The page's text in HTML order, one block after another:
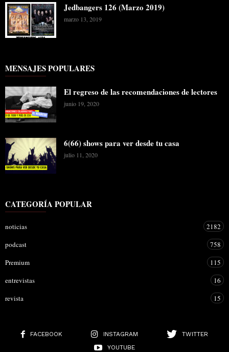
Jedbangers 126 (Marzo 2019)
marzo 13, 2019
MENSAJES POPULARES
El regreso de las recomendaciones de lectores
junio 19, 2020
6(66) shows para ver desde tu casa
julio 11, 2020
CATEGORÍA POPULAR
noticias
2182
podcast
758
Premium
115
entrevistas
16
revista
15
FACEBOOK INSTAGRAM
TWITTER
YOUTUBE